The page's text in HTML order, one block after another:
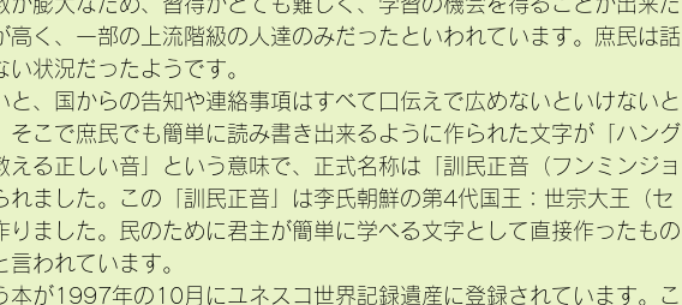
高く、一部の上流階級の人達のみだったといわれています。庶民は話
状況だったようです。
と、国からの告知や連絡事項はすべて口伝えで広めないといけないと
そこで庶民でも簡単に読み書き出来るように作られた文字が「ハング
える正しい音」という意味で、正式名称は「訓民正音（フンミンジョ
れました。この「訓民正音」は李氏朝鮮の第4代国王：世宗大王（セ
りました。民のために君主が簡単に学べる文字として直接作ったもの
われています。
本が1997年の10月にユネスコ世界記録遺産に登録されています。こ